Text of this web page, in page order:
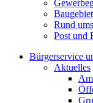
Rund
Post und
Bürgerservice
Aktuelles